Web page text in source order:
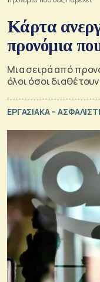
Κάρτα
προνόμια
Μια σειρά από
όλοι όσοι
ΕΡΓΑΣΙΑΚΑ –